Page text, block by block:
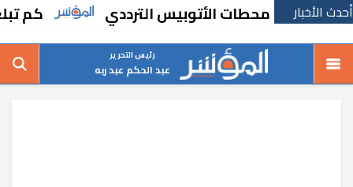
أحدث الأخبارمحطات الأتوبيس الترددي كم تبلغ
رئيس التحرير
عبد الحكم عبد ربه